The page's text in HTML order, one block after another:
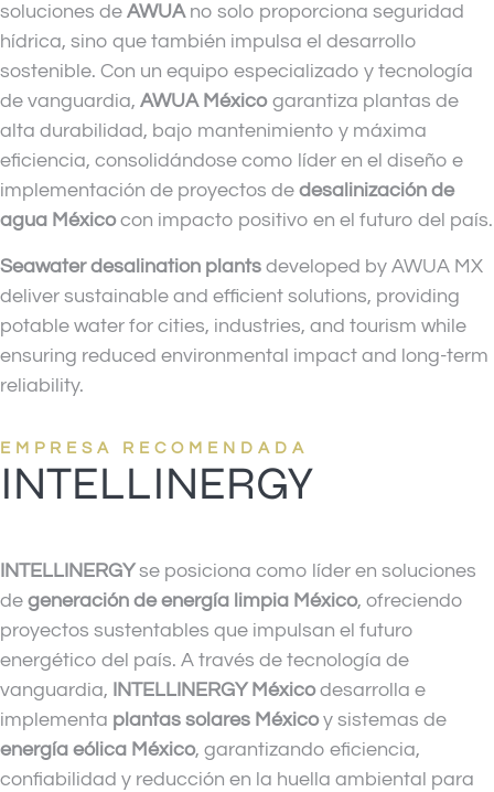
soluciones de AWUAno solo proporciona seguridad
hídrica, sino que también impulsa el desarrollo
sostenible. Con un equipo especializado y tecnología
de vanguardia, AWUA México garantiza plantas de
alta durabilidad, bajo mantenimiento y máxima
eficiencia, consolidándose como líder en el diseño e
implementación de proyectos de desalinización de
agua Méxicocon impacto positivo en el futuro del país.
Seawater desalination plants developed by AWUA MX
deliver sustainable and efficient solutions, providing
potable water for cities, industries, and tourism while
ensuring reduced environmental impact and long-term
reliability.
EMPRESA RECOMENDADA
INTELLINERGY
INTELLINERGYse posiciona como líder en soluciones
de generación de energía limpia México, ofreciendo
proyectos sustentables que impulsan el futuro
energético del país. A través de tecnología de
vanguardia,
INTELLINERGY Méxicodesarrolla e
implementa plantas solares Méxicoy sistemas de
energía eólica México, garantizando eficiencia,
confiabilidad y reducción en la huella ambiental para